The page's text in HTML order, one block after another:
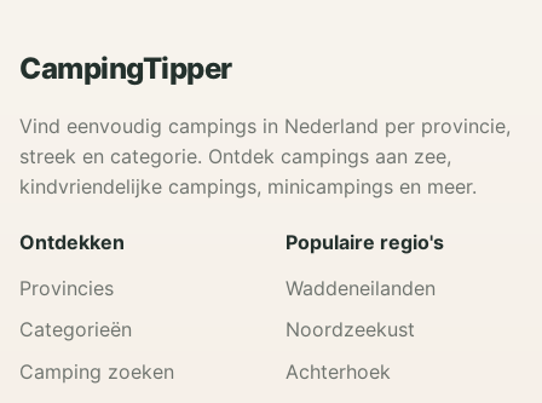
CampingTipper
Vind eenvoudig campings in Nederland per provincie,
streek en categorie. Ontdek campings aan zee,
kindvriendelijke campings, minicampings en meer.
Ontdekken
Provincies
Categorieën
Camping zoeken
Populaire regio's
Waddeneilanden
Noordzeekust
Achterhoek